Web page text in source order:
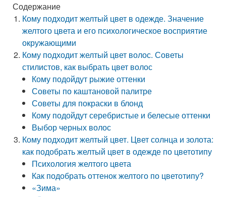
Содержание
Кому подходит желтый цвет в одежде. Значение
желтого цвета и его психологическое восприятие
окружающими
Кому подходит желтый цвет волос. Советы
стилистов, как выбрать цвет волос
Кому подойдут рыжие оттенки
Советы по каштановой палитре
Советы для покраски в блонд
Кому подойдут серебристые и белесые оттенки
Выбор черных волос
Кому подходит желтый цвет. Цвет солнца и золота:
как подобрать желтый цвет в одежде по цветотипу
Психология желтого цвета
Как подобрать оттенок желтого по цветотипу?
«Зима»